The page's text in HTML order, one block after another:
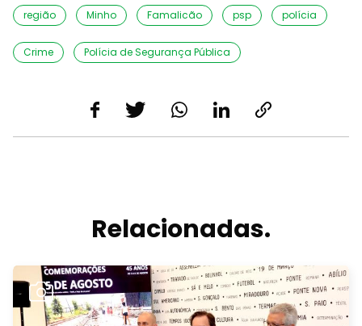
região Minho Famalicão psp polícia
Crime Polícia de Segurança Pública
Relacionadas.